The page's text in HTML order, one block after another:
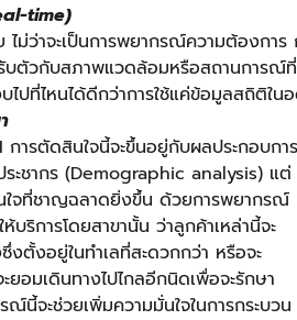
time)
ไม่ว่าจะเป็นการพยากรณ์ความต้องกา
บตัวกับสภาพแวดล้อมหรือสถานการณ์
ไปที่ไหนได้ดีกว่าการใช้แค่ข้อมูลสถิติใน
ารตัดสินใจนี้จะขึ้นอยู่กับผลประกอบการ
ระชากร (Demographic analysis) แต่
ใจที่ชาญฉลาดยิ่งขึ้น ด้วยการพยากรณ์
ริการโดยสาขานั้น ว่าลูกค้าเหล่านี้จะ
งตั้งอยู่ในทำเลที่สะดวกกว่า หรือจะ
ยอมเดินทางไปไกลอีกนิดเพื่อจะรักษา
นี้จะช่วยเพิ่มความมั่นใจในการกระบวน